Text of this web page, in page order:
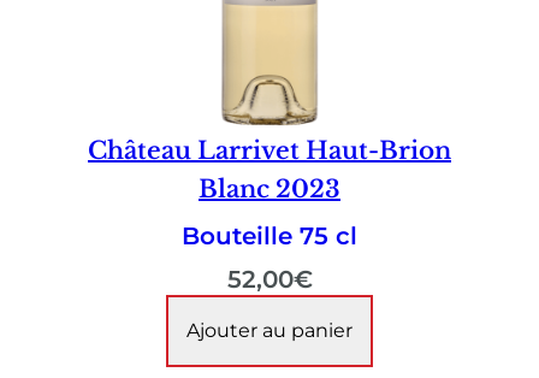
Château Larrivet Haut-Brion
Blanc 2023
Bouteille 75 cl
52,00€
Ajouter au panier